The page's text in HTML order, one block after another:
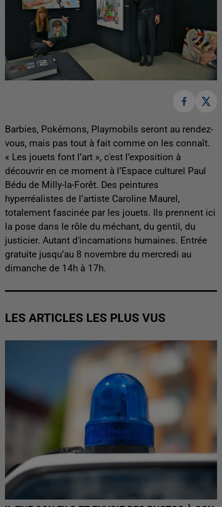
Barbies, Pokémons, Playmobils seront au rendez-
vous, mais pas tout à fait comme on les connaît.
« Les jouets font l’art », c'est l’exposition à
découvrir en ce moment à l’Espace culturel Paul
Bédu de Milly-la-Forêt. Des peintures
hyperréalistes de l’artiste Caroline Maurel,
totalement fascinée par les jouets. Ils prennent ici
la pose dans le rôle du méchant, du gentil, du
justicier. Autant d'incarnations humaines. Entrée
gratuite jusqu’au 8 novembre du mercredi au
dimanche de 14h à 17h.
LES ARTICLES LES PLUS VUS